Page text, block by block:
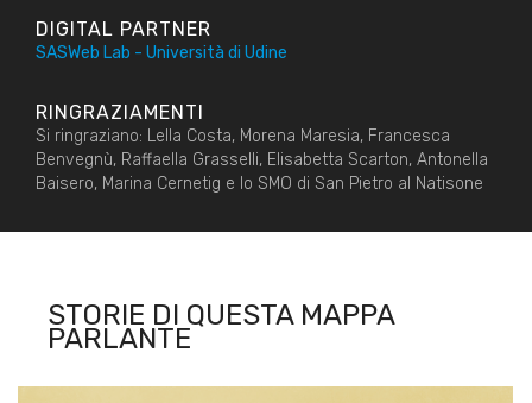
DIGITAL PARTNER
SASWeb Lab - Università di Udine
RINGRAZIAMENTI
Si ringraziano: Lella Costa, Morena Maresia, Francesca
Benvegnù, Raffaella Grasselli, Elisabetta Scarton, Antonella
Baisero, Marina Cernetig e lo SMO di San Pietro al Natisone
STORIE DI QUESTA MAPPA
PARLANTE